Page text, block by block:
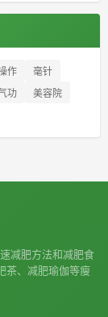
作
毫针
功
美容院
减肥方法和减肥食
茶、减肥瑜伽等瘦